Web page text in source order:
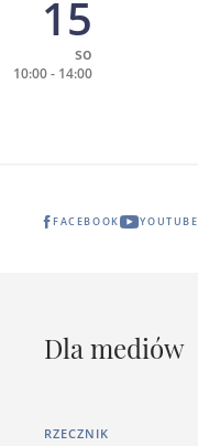
15
so
10:00 - 14:00
FACEBOOK YOUTUBE
Dla mediów
RZECZNIK